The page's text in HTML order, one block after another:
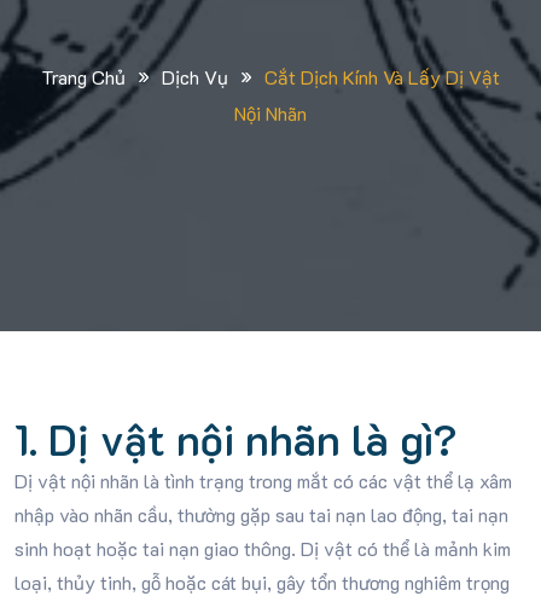
Trang Chủ » Dịch Vụ » Cắt Dịch Kính Và Lấy Dị Vật
Nội Nhãn
1. Dị vật nội nhãn là gì?
Dị vật nội nhãn là tình trạng trong mắt có các vật thể lạ xâm
nhập vào nhãn cầu, thường gặp sau tai nạn lao động, tai nạn
sinh hoạt hoặc tai nạn giao thông. Dị vật có thể là mảnh kim
loại, thủy tinh, gỗ hoặc cát bụi, gây tổn thương nghiêm trọng